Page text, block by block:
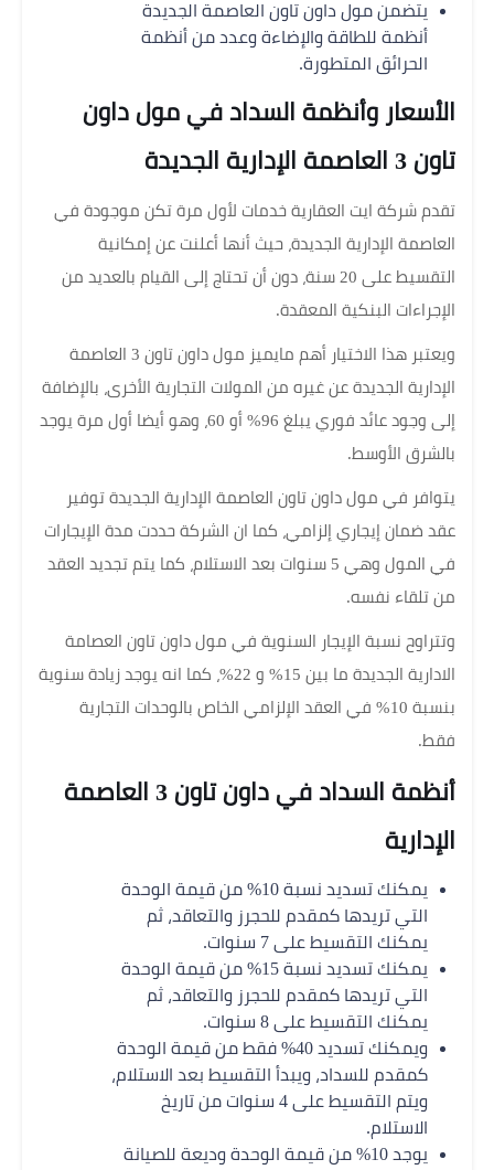
يتضمن مول داون تاون العاصمة الجديدة
أنظمة للطاقة والإضاءة وعدد من أنظمة
الحرائق المتطورة.
الأسعار وأنظمة السداد في مول داون
تاون 3 العاصمة الإدارية الجديدة
تقدم شركة ايت العقارية خدمات لأول مرة تكن موجودة في
العاصمة الإدارية الجديدة، حيث أنها أعلنت عن إمكانية
التقسيط على 20 سنة، دون أن تحتاج إلى القيام بالعديد من
الإجراءات البنكية المعقدة.
ويعتبر هذا الاختيار أهم مايميز مول داون تاون 3 العاصمة
الإدارية الجديدة عن غيره من المولات التجارية الأخرى، بالإضافة
إلى وجود عائد فوري يبلغ 96% أو 60، وهو أيضا أول مرة يوجد
بالشرق الأوسط.
يتوافر في مول داون تاون العاصمة الإدارية الجديدة توفير
عقد ضمان إيجاري إلزامي، كما ان الشركة حددت مدة الإيجارات
في المول وهي 5 سنوات بعد الاستلام، كما يتم تجديد العقد
من تلقاء نفسه.
وتتراوح نسبة الإيجار السنوية في مول داون تاون العصامة
الادارية الجديدة ما بين 15% و 22%، كما انه يوجد زيادة سنوية
بنسبة 10% في العقد الإلزامي الخاص بالوحدات التجارية
فقط.
أنظمة السداد في داون تاون 3 العاصمة
الإدارية
يمكنك تسديد نسبة 10% من قيمة الوحدة
التي تريدها كمقدم للحجرز والتعاقد، ثم
يمكنك التقسيط على 7 سنوات.
يمكنك تسديد نسبة 15% من قيمة الوحدة
التي تريدها كمقدم للحجرز والتعاقد، ثم
يمكنك التقسيط على 8 سنوات.
ويمكنك تسديد 40% فقط من قيمة الوحدة
كمقدم للسداد، ويبدأ التقسيط بعد الاستلام،
ويتم التقسيط على 4 سنوات من تاريخ
الاستلام.
يوجد 10% من قيمة الوحدة وديعة للصيانة